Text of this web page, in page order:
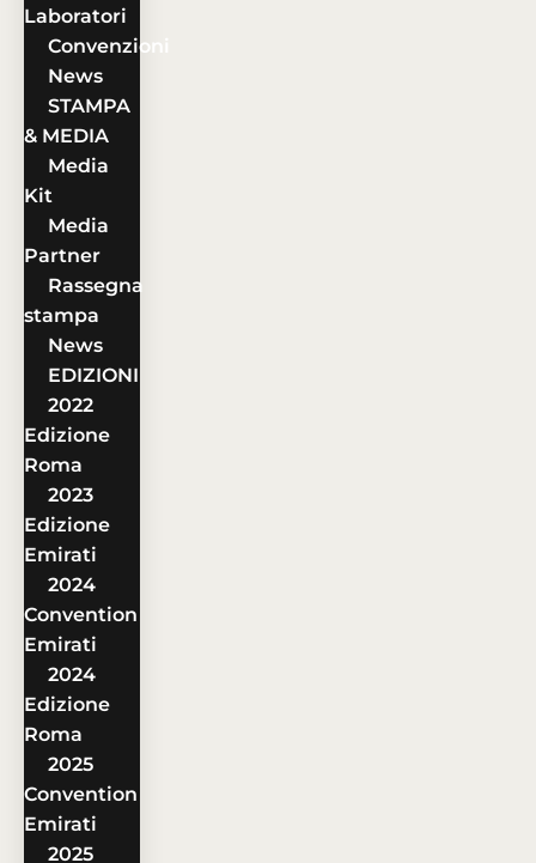
Laboratori
Convenzioni
News
STAMPA
& MEDIA
Media
Kit
Media
Partner
Rassegna
stampa
News
EDIZIONI
2022
Edizione
Roma
2023
Edizione
Emirati
2024
Convention
Emirati
2024
Edizione
Roma
2025
Convention
Emirati
2025